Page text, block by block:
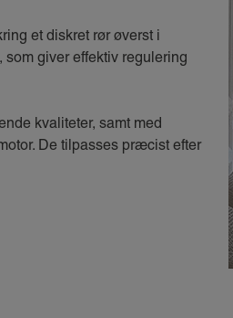
et diskret rør øverst i
giver effektiv regulering
kvaliteter, samt med
De tilpasses præcist efter